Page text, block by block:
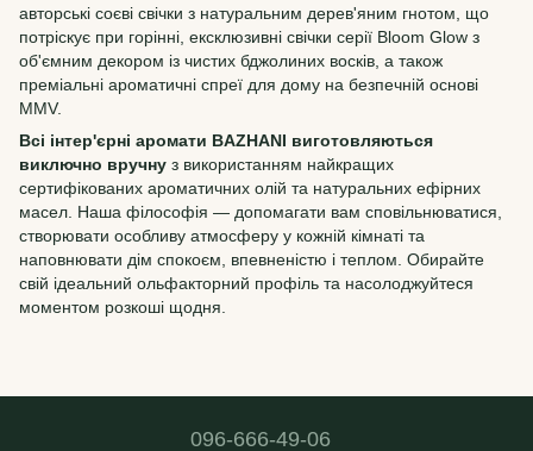
авторські соєві свічки з натуральним дерев'яним гнотом, що
потріскує при горінні, ексклюзивні свічки серії Bloom Glow з
об'ємним декором із чистих бджолиних восків, а також
преміальні ароматичні спреї для дому на безпечній основі
MMV.
Всі інтер'єрні аромати BAZHANI виготовляються
виключно вручну з використанням найкращих
сертифікованих ароматичних олій та натуральних ефірних
масел. Наша філософія — допомагати вам сповільнюватися,
створювати особливу атмосферу у кожній кімнаті та
наповнювати дім спокоєм, впевненістю і теплом. Обирайте
свій ідеальний ольфакторний профіль та насолоджуйтеся
моментом розкоші щодня.
096-666-49-06